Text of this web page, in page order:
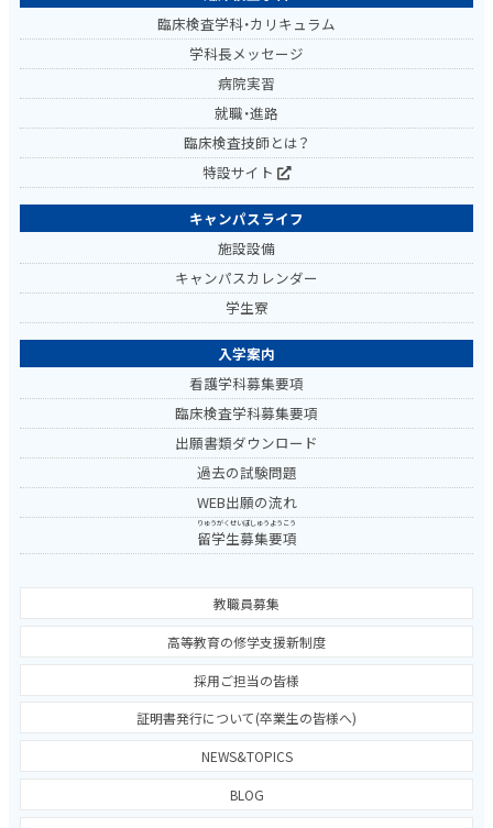
臨床検査学科・カリキュラム
学科長メッセージ
病院実習
就職・進路
臨床検査技師とは？
特設サイト
キャンパスライフ
施設設備
キャンパスカレンダー
学生寮
入学案内
看護学科募集要項
臨床検査学科募集要項
出願書類ダウンロード
過去の試験問題
WEB出願の流れ
留学生募集要項
りゅうがくせいぼしゅうようこう
教職員募集
高等教育の修学支援新制度
採用ご担当の皆様
証明書発行について(卒業生の皆様へ)
NEWS&TOPICS
BLOG